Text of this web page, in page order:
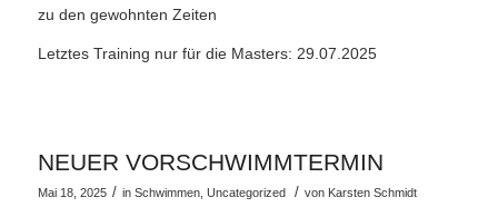
zu den gewohnten Zeiten
Letztes Training nur für die Masters: 29.07.2025
NEUER VORSCHWIMMTERMIN
Mai 18, 2025 / in Schwimmen, Uncategorized / von Karsten Schmidt